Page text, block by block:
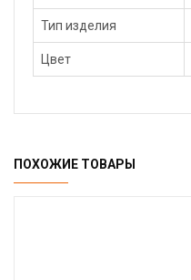
Тип изделия
Цвет
ПОХОЖИЕ ТОВАРЫ